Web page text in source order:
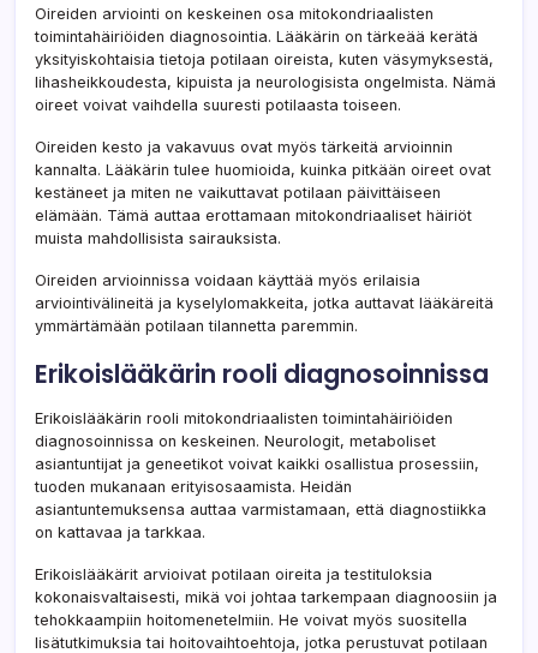
Oireiden arviointi on keskeinen osa mitokondriaalisten
toimintahäiriöiden diagnosointia. Lääkärin on tärkeää kerätä
yksityiskohtaisia tietoja potilaan oireista, kuten väsymyksestä,
lihasheikkoudesta, kipuista ja neurologisista ongelmista. Nämä
oireet voivat vaihdella suuresti potilaasta toiseen.
Oireiden kesto ja vakavuus ovat myös tärkeitä arvioinnin
kannalta. Lääkärin tulee huomioida, kuinka pitkään oireet ovat
kestäneet ja miten ne vaikuttavat potilaan päivittäiseen
elämään. Tämä auttaa erottamaan mitokondriaaliset häiriöt
muista mahdollisista sairauksista.
Oireiden arvioinnissa voidaan käyttää myös erilaisia
arviointivälineitä ja kyselylomakkeita, jotka auttavat lääkäreitä
ymmärtämään potilaan tilannetta paremmin.
Erikoislääkärin rooli diagnosoinnissa
Erikoislääkärin rooli mitokondriaalisten toimintahäiriöiden
diagnosoinnissa on keskeinen. Neurologit, metaboliset
asiantuntijat ja geneetikot voivat kaikki osallistua prosessiin,
tuoden mukanaan erityisosaamista. Heidän
asiantuntemuksensa auttaa varmistamaan, että diagnostiikka
on kattavaa ja tarkkaa.
Erikoislääkärit arvioivat potilaan oireita ja testituloksia
kokonaisvaltaisesti, mikä voi johtaa tarkempaan diagnoosiin ja
tehokkaampiin hoitomenetelmiin. He voivat myös suositella
lisätutkimuksia tai hoitovaihtoehtoja, jotka perustuvat potilaan